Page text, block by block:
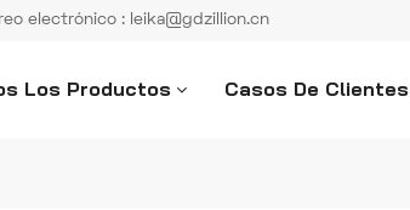
electrónico : leika@gdzillion.cn
Los Productos Casos De Clientes